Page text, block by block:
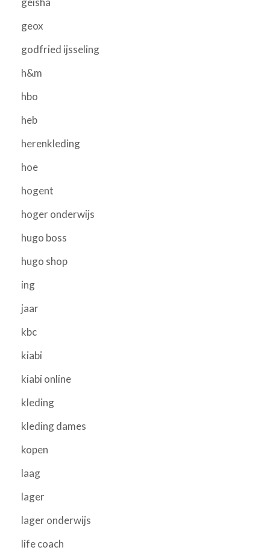
geox
godfried ijsseling
h&m
hbo
heb
herenkleding
hoe
hogent
hoger onderwijs
hugo boss
hugo shop
ing
jaar
kbc
kiabi
kiabi online
kleding
kleding dames
kopen
laag
lager
lager onderwijs
life coach